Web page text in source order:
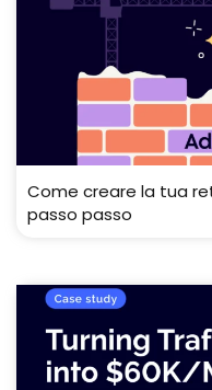
Come creare la tua
passo passo